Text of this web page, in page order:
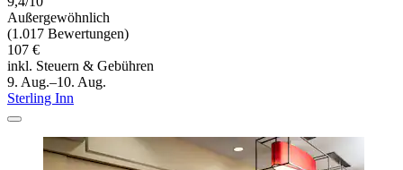
Außergewöhnlich
(1.017 Bewertungen)
107 €
inkl. Steuern & Gebühren
9. Aug.–10. Aug.
Sterling Inn